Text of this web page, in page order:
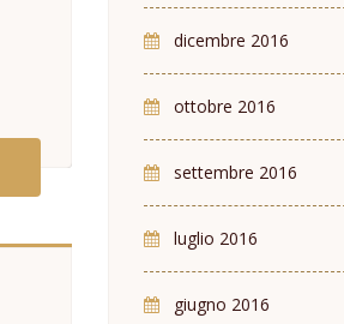
dicembre 2016
ottobre 2016
settembre 2016
luglio 2016
giugno 2016